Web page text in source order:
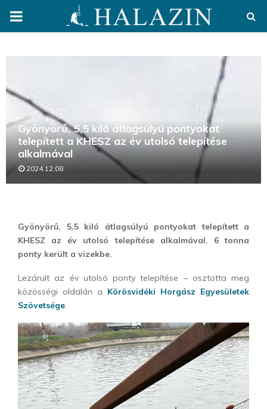
PRIMARY
Gyönyörű, 5,5 kiló átlagsúlyú pontyokat
telepített a KHESZ az év utolsó telepítése
alkalmával
2024.12.08.
Gyönyörű, 5,5 kiló átlagsúlyú pontyokat telepített a
KHESZ az év utolsó telepítése alkalmával. 6 tonna
ponty került a vizekbe.
Lezárult az év utolsó ponty telepítése – osztotta meg
közösségi oldalán a Körösvidéki Horgász Egyesületek
Szövetsége.